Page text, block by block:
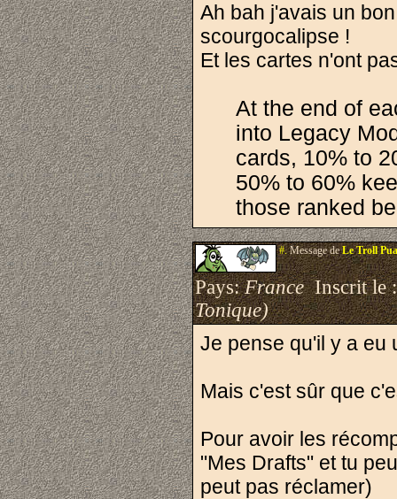
Ah bah j'avais un
scourgocalipse !
Et les cartes n'ont
At the end of
into Legacy
cards, 10% to
50% to 60%
those ranked
#.Message deLe Troll
Pays:FranceInscrit le
Tonique)
Je pense qu'il y a eu
Mais c'est sûr que
Pour avoir les
"Mes Drafts" et tu
peut pas réclamer)